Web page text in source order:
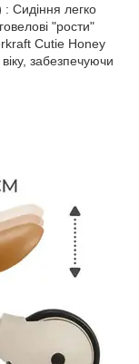
: Сидіння легко
"рости"
Cutie Honey
забезпечуючи